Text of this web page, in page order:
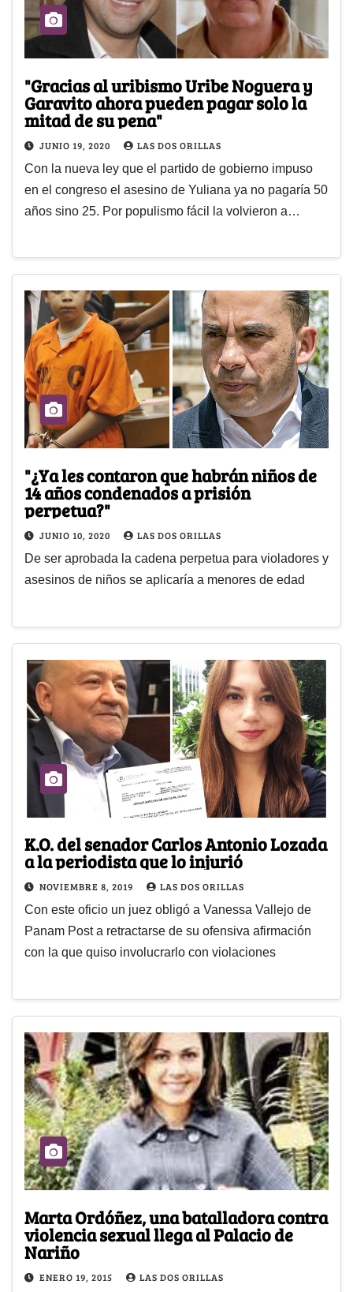
"Gracias al uribismo Uribe Noguera y
Garavito ahora pueden pagar solo la
mitad de su pena"
JUNIO 19, 2020 LAS DOS ORILLAS
Con la nueva ley que el partido de gobierno impuso
en el congreso el asesino de Yuliana ya no pagaría 50
años sino 25. Por populismo fácil la volvieron a…
"¿Ya les contaron que habrán niños de
14 años condenados a prisión
perpetua?"
JUNIO 10, 2020 LAS DOS ORILLAS
De ser aprobada la cadena perpetua para violadores y
asesinos de niños se aplicaría a menores de edad
K.O. del senador Carlos Antonio Lozada
a la periodista que lo injurió
NOVIEMBRE 8, 2019 LAS DOS ORILLAS
Con este oficio un juez obligó a Vanessa Vallejo de
Panam Post a retractarse de su ofensiva afirmación
con la que quiso involucrarlo con violaciones
Marta Ordóñez, una batalladora contra
violencia sexual llega al Palacio de
Nariño
ENERO 19, 2015 LAS DOS ORILLAS